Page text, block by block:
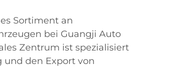
Sortiment an
bei Guangji Auto
Zentrum ist spezialisiert
und den Export von